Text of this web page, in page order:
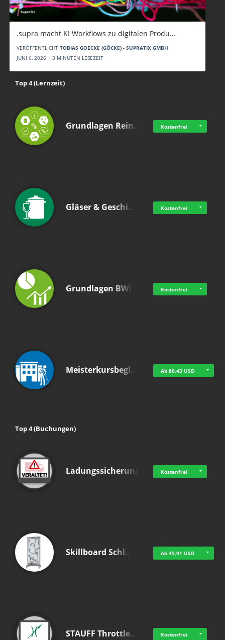
.supra macht KI Workflows zu digitalen Produ…
VERÖFFENTLICHT TOBIAS GOECKE (GÖCKE) - SUPRATIX GMBH
JUNI 6, 2026 | 3 MINUTEN LESEZEIT
Top 4 (Lernzeit)
Grundlagen Rein… Kostenfrei
Gläser & Geschi… Kostenfrei
Grundlagen BWL Kostenfrei
Meisterkursbegl… Ab 80,43 USD
Top 4 (Buchungen)
Ladungssicherung Kostenfrei
Skillboard Schl… Ab 45,91 USD
STAUFF Throttle… Kostenfrei